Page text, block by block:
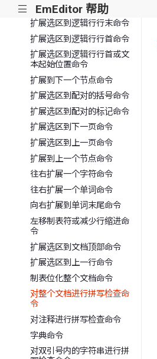
||| EmEditor 帮助
往左扩展一个单词命令
扩展选区到逻辑行行末命令
扩展选区到逻辑行行首命令
扩展选区到逻辑行行首或文
本起始位置命令
扩展到下一个节点命令
扩展选区到配对的括号命令
扩展选区到配对的标记命令
扩展选区到下一页命令
扩展选区到上一页命令
扩展到上一个节点命令
往右扩展一个字符命令
往右扩展一个单词命令
向右扩展到单词末尾命令
左移制表符或减少行缩进命
令
扩展选区到文档顶部命令
扩展选区到上一行命令
制表位化整个文档命令
对整个文档进行拼写检查命
令
对注释进行拼写检查命令
字典命令
对双引号内的字符串进行拼